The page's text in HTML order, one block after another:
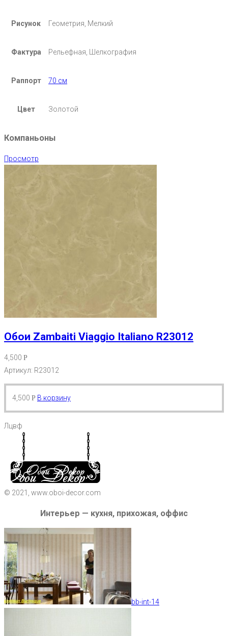
Рисунок Геометрия, Мелкий
Фактура Рельефная, Шелкография
Раппорт 70 см
Цвет Золотой
Компаньоны
Просмотр
Обои Zambaiti Viaggio Italiano R23012
4,500 Р
Артикул: R23012
4,500 Р В корзину
Лцвф
© 2021, www.oboi-decor.com
Интерьер — кухня, прихожая, оффис
bb-int-14